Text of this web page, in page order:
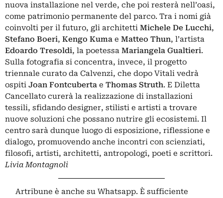
nuova installazione nel verde, che poi resterà nell’oasi,
come patrimonio permanente del parco. Tra i nomi già
coinvolti per il futuro, gli architetti Michele De Lucchi,
Stefano Boeri, Kengo Kuma e Matteo Thun, l’artista
Edoardo Tresoldi, la poetessa Mariangela Gualtieri.
Sulla fotografia si concentra, invece, il progetto
triennale curato da Calvenzi, che dopo Vitali vedrà
ospiti Joan Fontcuberta e Thomas Struth. E Diletta
Cancellato curerà la realizzazione di installazioni
tessili, sfidando designer, stilisti e artisti a trovare
nuove soluzioni che possano nutrire gli ecosistemi. Il
centro sarà dunque luogo di esposizione, riflessione e
dialogo, promuovendo anche incontri con scienziati,
filosofi, artisti, architetti, antropologi, poeti e scrittori.
Livia Montagnoli
Artribune è anche su Whatsapp. È sufficiente